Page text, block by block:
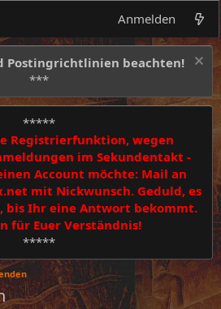
Anmelden
Postingrichtlinien beachten!
***
*****
Registrierfunktion, wegen
im Sekundentakt -
Account möchte: Mail an
mit Nickwunsch. Geduld, es
bis Ihr eine Antwort bekommt.
für Euer Verständnis!
*****